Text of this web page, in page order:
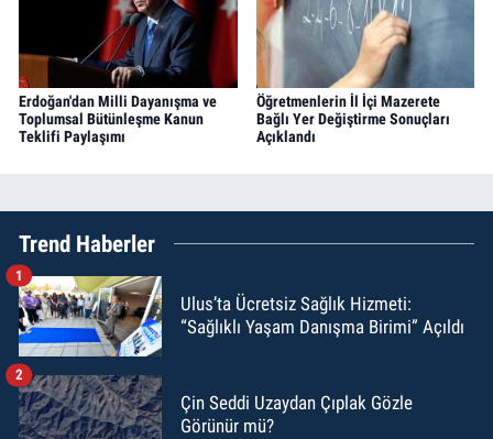
Erdoğan'dan Milli Dayanışma ve
Toplumsal Bütünleşme Kanun
Teklifi Paylaşımı
Öğretmenlerin İl İçi Mazerete
Bağlı Yer Değiştirme Sonuçları
Açıklandı
Trend Haberler
Ulus’ta Ücretsiz Sağlık Hizmeti:
“Sağlıklı Yaşam Danışma Birimi” Açıldı
1
Çin Seddi Uzaydan Çıplak Gözle
Görünür mü?
2